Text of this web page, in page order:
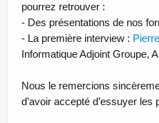
pourrez retrouver :
- Des présentations de nos
- La première interview :
Informatique Adjoint Groupe,
Nous le remercions
d’avoir accepté d’essuyer